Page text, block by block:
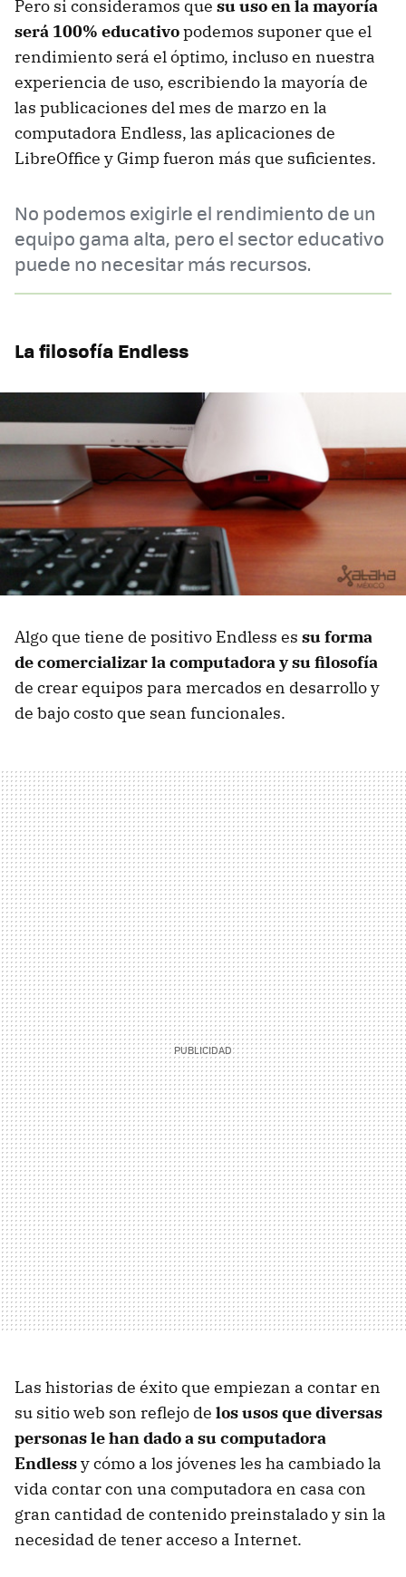
Pero si consideramos que su uso en la mayoría
será 100% educativopodemos suponer que el
rendimiento será el óptimo, incluso en nuestra
experiencia de uso, escribiendo la mayoría de
las publicaciones del mes de marzo en la
computadora Endless, las aplicaciones de
LibreOffice y Gimp fueron más que suficientes.
No podemos exigirle el rendimiento de un
equipo gama alta, pero el sector educativo
puede no necesitar más recursos.
La filosofía Endless
Algo que tiene de positivo Endless es su forma
de comercializar la computadora y su filosofía
de crear equipos para mercados en desarrollo y
de bajo costo que sean funcionales.
Las historias de éxito que empiezan a contar en
su sitio web son reflejo de los usos que diversas
personas le han dado a su computadora
Endlessy cómo a los jóvenes les ha cambiado la
vida contar con una computadora en casa con
gran cantidad de contenido preinstalado y sin la
necesidad de tener acceso a Internet.